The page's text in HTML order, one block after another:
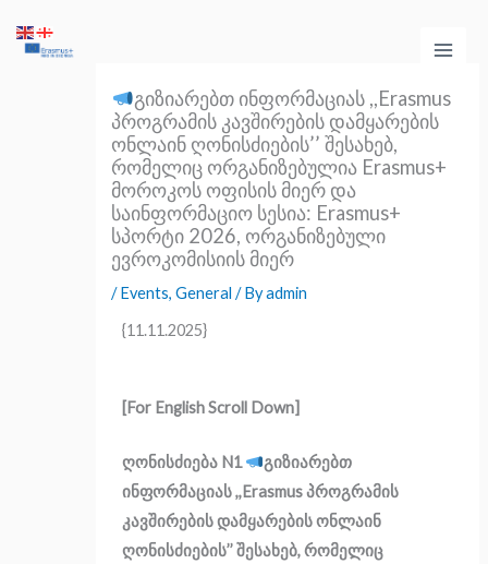
გიზიარებთ ინფორმაციას ,,Erasmus
პროგრამის კავშირების დამყარების
ონლაინ ღონისძიების’’ შესახებ,
რომელიც ორგანიზებულია Erasmus+
მოროკოს ოფისის მიერ და
საინფორმაციო სესია: Erasmus+
სპორტი 2026, ორგანიზებული
ევროკომისიის მიერ
/Events,General / Byadmin
{11.11.2025}
[For English Scroll Down]
ღონისძიება N1
გიზიარებთ
ინფორმაციას ,,Erasmus პროგრამის
კავშირების დამყარების ონლაინ
ღონისძიების’’ შესახებ, რომელიც